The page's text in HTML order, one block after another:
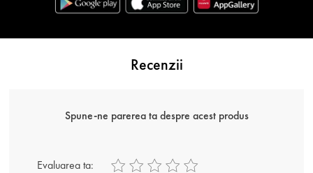
Recenzii
Spune-ne parerea ta despre acest produs
Evaluarea ta: